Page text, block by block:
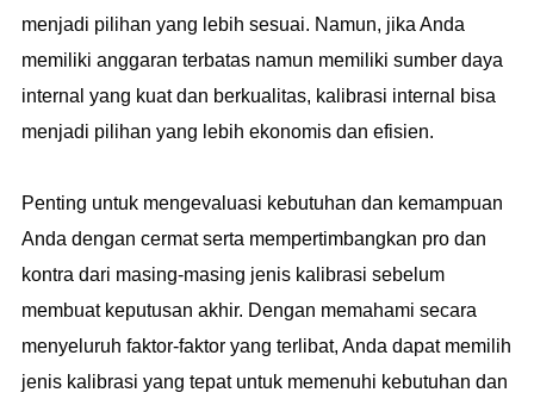
menjadi pilihan yang lebih sesuai. Namun, jika Anda
memiliki anggaran terbatas namun memiliki sumber daya
internal yang kuat dan berkualitas, kalibrasi internal bisa
menjadi pilihan yang lebih ekonomis dan efisien.
Penting untuk mengevaluasi kebutuhan dan kemampuan
Anda dengan cermat serta mempertimbangkan pro dan
kontra dari masing-masing jenis kalibrasi sebelum
membuat keputusan akhir. Dengan memahami secara
menyeluruh faktor-faktor yang terlibat, Anda dapat memilih
jenis kalibrasi yang tepat untuk memenuhi kebutuhan dan